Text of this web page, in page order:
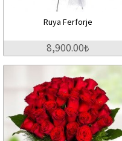
Ruya Ferforje
8,900.00₺